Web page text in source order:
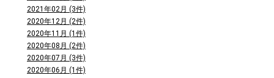
2021年02月 (3件)
2020年12月 (2件)
2020年11月 (1件)
2020年08月 (2件)
2020年07月 (3件)
2020年06月 (1件)